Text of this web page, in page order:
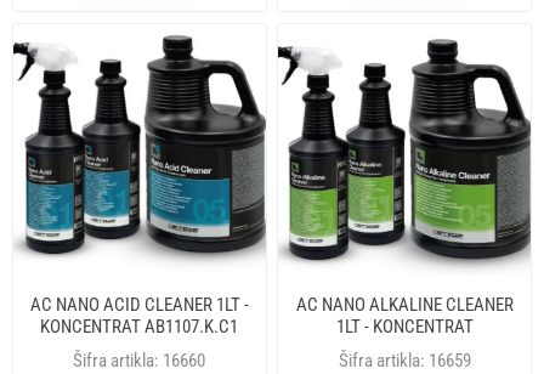
AC NANO ACID CLEANER 1LT -
KONCENTRAT AB1107.K.C1
ERRECOM
Šifra artikla: 16660
AC NANO ALKALINE CLEANER
1LT - KONCENTRAT
AB1106.K.C1 ERRECOM
Šifra artikla: 16659